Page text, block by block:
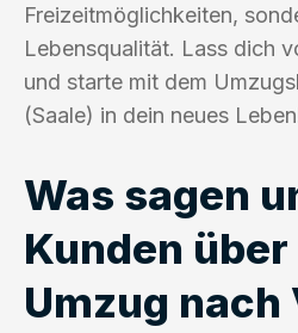
Freizeitmöglichkeiten,
Lebensqualität. Lass dich
und starte mit dem
(Saale) in dein neues
Was sagen
Kunden
Umzug nach